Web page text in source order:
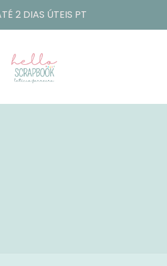
2 DIAS ÚTEIS PT